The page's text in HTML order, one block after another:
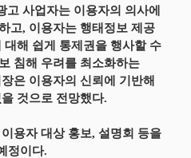
사업자는 이용자의 의사에
고, 이용자는 행태정보 제공
해 쉽게 통제권을 행사할 수
침해 우려를 최소화하는
은 이용자의 신뢰에 기반해
것으로 전망했다.
용자 대상 홍보, 설명회 등을
정이다.